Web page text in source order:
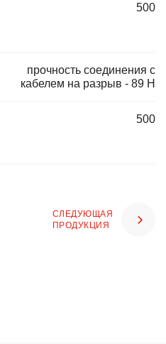
500
прочность соединения с
кабелем на разрыв - 89 Н
500
СЛЕДУЮЩАЯ
ПРОДУКЦИЯ